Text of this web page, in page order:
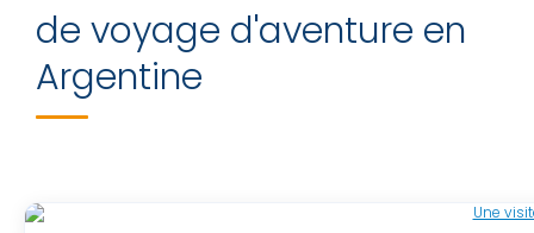
de voyage d'aventure en
Argentine